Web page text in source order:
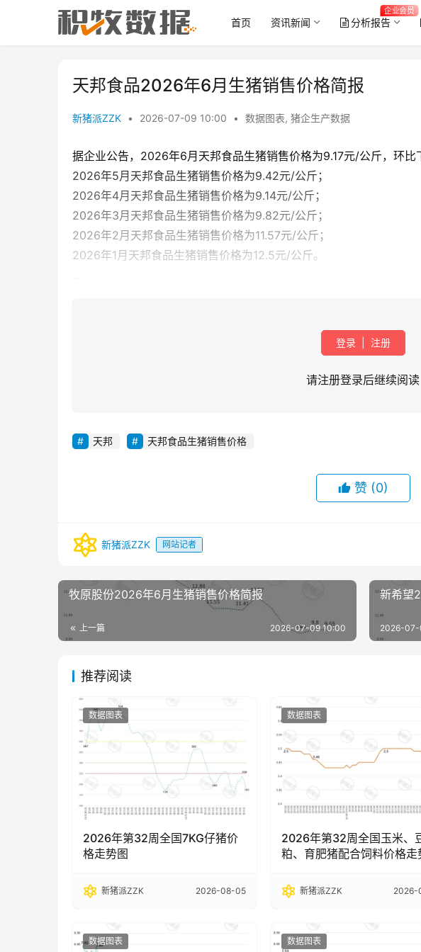
首页 资讯新闻 分析报告
企业会员
天邦食品2026年6月生猪销售价格简报
新猪派ZZK • 2026-07-09 10:00 • 数据图表, 猪企生产数据
据企业公告，2026年6月天邦食品生猪销售价格为9.17元/公斤，环比
2026年5月天邦食品生猪销售价格为9.42元/公斤；
2026年4月天邦食品生猪销售价格为9.14元/公斤；
2026年3月天邦食品生猪销售价格为9.82元/公斤；
2026年2月天邦食品生猪销售价格为11.57元/公斤；
2026年1月天邦食品生猪销售价格为12.5元/公斤。
登录 注册
请注册登录后继续阅读
天邦 天邦食品生猪销售价格
赞 (0)
新猪派ZZK 网站记者
牧原股份2026年6月生猪销售价格简报
上一篇 2026-07-09 10:00
新希望
2026-07-
推荐阅读
数据图表
2026年第32周全国7KG仔猪价
格走势图
新猪派ZZK 2026-08-05
数据图表
2026年第32周全国玉米、
粕、育肥猪配合饲料价格走
新猪派ZZK 2026-
数据图表 数据图表